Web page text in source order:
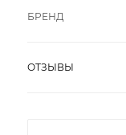
БРЕНД
ОТЗЫВЫ